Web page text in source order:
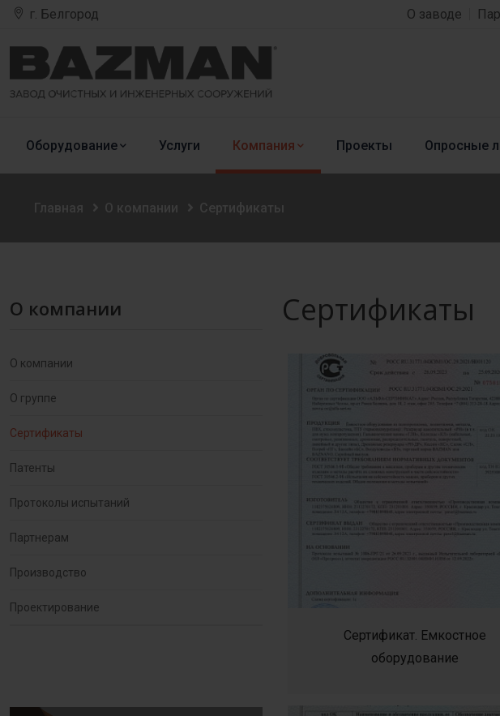
г. Белгород О заводе
Оборудование Услуги Компания Проекты Опросные
Главная О компании Сертификаты
О компании
О компании
О группе
Сертификаты
Патенты
Протоколы испытаний
Партнерам
Производство
Проектирование
Сертификаты
Сертификат. Емкостное
оборудование